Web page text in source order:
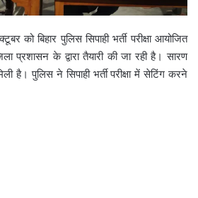
को बिहार पुलिस सिपाही भर्ती परीक्षा आयोजित
प्रशासन के द्वारा तैयारी की जा रही है। सारण
है। पुलिस ने सिपाही भर्ती परीक्षा में सेटिंग करने